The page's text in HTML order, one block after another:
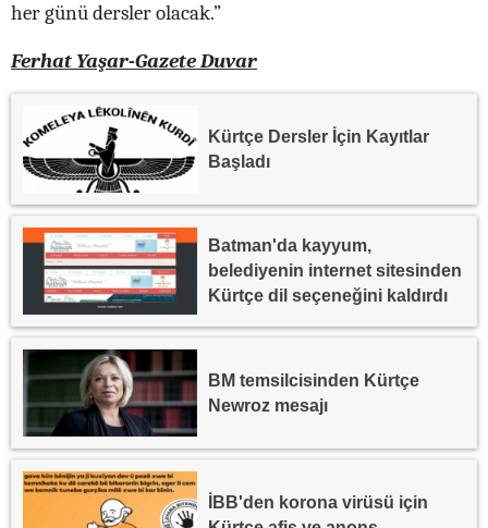
her günü dersler olacak.”
Ferhat Yaşar-Gazete Duvar
Kürtçe Dersler İçin Kayıtlar
Başladı
Batman'da kayyum,
belediyenin internet sitesinden
Kürtçe dil seçeneğini kaldırdı
BM temsilcisinden Kürtçe
Newroz mesajı
İBB'den korona virüsü için